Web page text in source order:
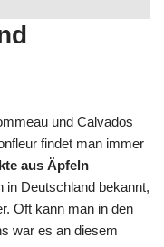
und Calvados
findet man immer
aus Äpfeln
in Deutschland bekannt,
Oft kann man in den
war es an diesem